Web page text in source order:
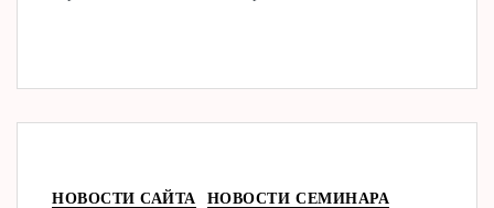
НОВОСТИ САЙТА
НОВОСТИ СЕМИНАРА